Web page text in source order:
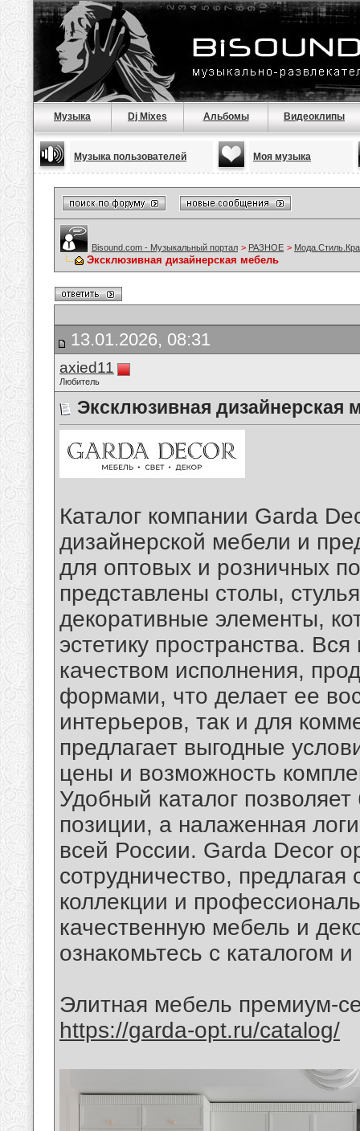
Музыка Dj Mixes Альбомы Видеоклипы
Музыка пользователей Моя музыка
Bisound.com - Музыкальный портал > РАЗНОЕ >
Эксклюзивная дизайнерская мебель
13.01.2026, 08:31
axied11
Любитель
Эксклюзивная дизайнерская
Каталог компании Garda
дизайнерской мебели и
для оптовых и розничных
представлены столы,
декоративные элементы,
эстетику пространства.
качеством исполнения,
формами, что делает ее
интерьеров, так и для
предлагает выгодные
цены и возможность
Удобный каталог
позиции, а налаженная
всей России. Garda Decor
сотрудничество,
коллекции и
качественную мебель и
ознакомьтесь с каталогом
Элитная мебель премиум-
https://garda-opt.ru/catalog/